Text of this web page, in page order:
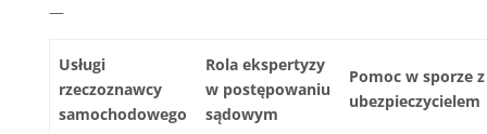
—
Usługi
rzeczoznawcy
samochodowego
Rola ekspertyzy
w postępowaniu
sądowym
Pomoc w sporze z
ubezpieczycielem